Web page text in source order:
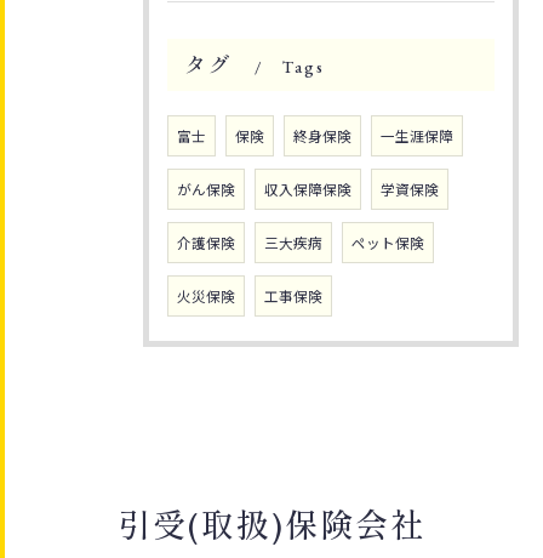
タグ Tags
富士 保険 終身保険 一生涯保障
がん保険 収入保障保険 学資保険
介護保険 三大疾病 ペット保険
火災保険 工事保険
引受(取扱)保険会社